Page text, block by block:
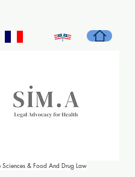
Sciences & Food And Drug Law